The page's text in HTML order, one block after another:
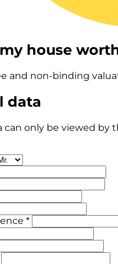
house
and non-binding
data
can only be viewed by
*